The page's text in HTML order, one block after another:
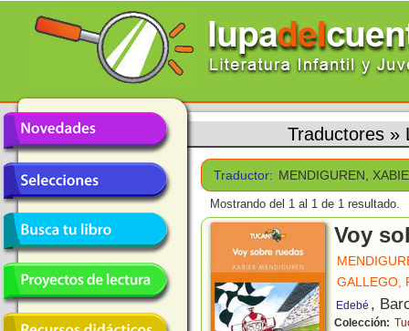
Traductores »
Traductor: MENDIGUREN,
Mostrando del 1 al 1 de 1 resultado.
Voy
GALLEGO,
Edebé ,
Colección: